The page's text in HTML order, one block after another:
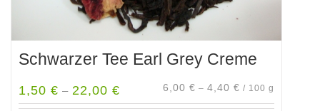
Schwarzer Tee Earl Grey Creme
1,50 € – 22,00 € 6,00 € – 4,40 € / 100 g